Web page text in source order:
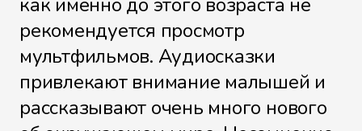
рекомендуется просмотр
мультфильмов. Аудиосказки
привлекают внимание малышей и
рассказывают очень много нового